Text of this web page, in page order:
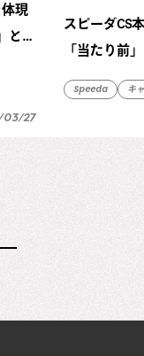
現
と
03/27
スピーダCS
「当たり前
Speeda キ